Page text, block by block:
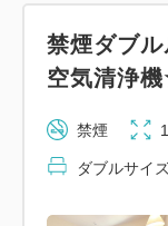
ぐ進みますとホ
ビジネス・観
【客室設備】
・客室内インタ
禁煙ダブ
空気清浄
禁煙
ダブルサイ